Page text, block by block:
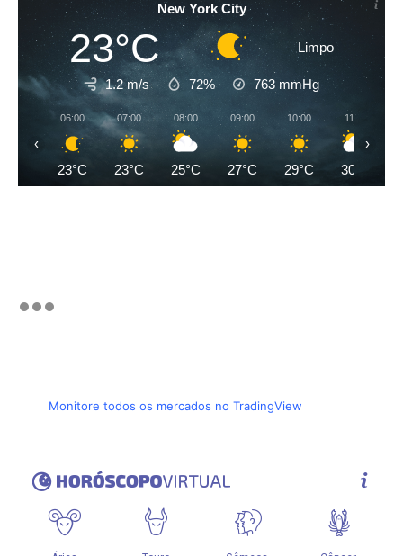
New York City
23°C Limpo
1.2 m/s 72% 763 mmHg
06:00
23°C
07:00
23°C
08:00
25°C
09:00
27°C
10:00
29°C
11:00
30°C
‹ ›
Monitore todos os mercados no TradingView